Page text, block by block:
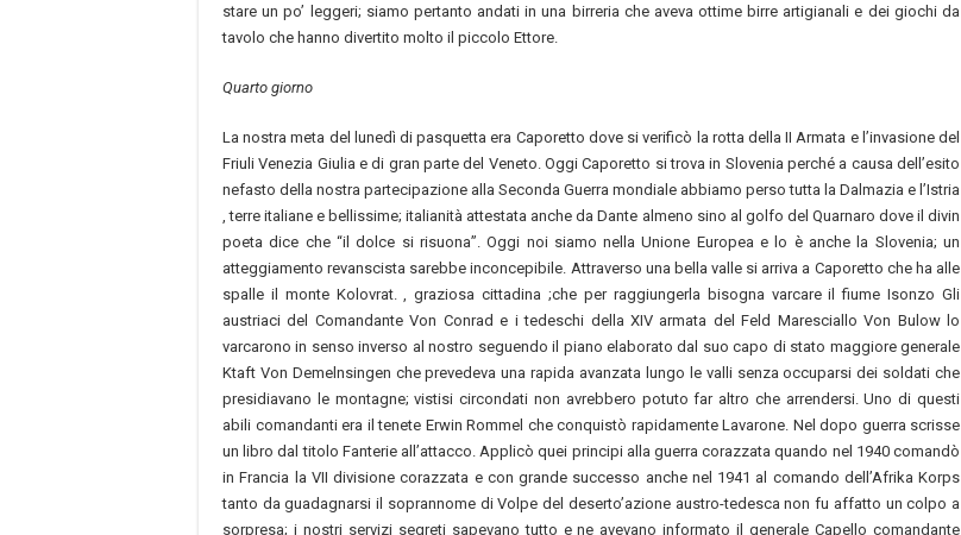
stare un po’ leggeri; siamo pertanto andati in una birreria che aveva ottime birre artigianali e dei giochi da
tavolo che hanno divertito molto il piccolo Ettore.
Quarto giorno
La nostra meta del lunedì di pasquetta era Caporetto dove si verificò la rotta della II Armata e l’invasione del
Friuli Venezia Giulia e di gran parte del Veneto. Oggi Caporetto si trova in Slovenia perché a causa dell’esito
nefasto della nostra partecipazione alla Seconda Guerra mondiale abbiamo perso tutta la Dalmazia e l’Istria
, terre italiane e bellissime; italianità attestata anche da Dante almeno sino al golfo del Quarnaro dove il divin
poeta dice che “il dolce si risuona”. Oggi noi siamo nella Unione Europea e lo è anche la Slovenia; un
atteggiamento revanscista sarebbe inconcepibile. Attraverso una bella valle si arriva a Caporetto che ha alle
spalle il monte Kolovrat. , graziosa cittadina ;che per raggiungerla bisogna varcare il fiume Isonzo Gli
austriaci del Comandante Von Conrad e i tedeschi della XIV armata del Feld Maresciallo Von Bulow lo
varcarono in senso inverso al nostro seguendo il piano elaborato dal suo capo di stato maggiore generale
Ktaft Von Demelnsingen che prevedeva una rapida avanzata lungo le valli senza occuparsi dei soldati che
presidiavano le montagne; vistisi circondati non avrebbero potuto far altro che arrendersi. Uno di questi
abili comandanti era il tenete Erwin Rommel che conquistò rapidamente Lavarone. Nel dopo guerra scrisse
un libro dal titolo Fanterie all’attacco. Applicò quei principi alla guerra corazzata quando nel 1940 comandò
in Francia la VII divisione corazzata e con grande successo anche nel 1941 al comando dell’Afrika Korps
tanto da guadagnarsi il soprannome di Volpe del deserto’azione austro-tedesca non fu affatto un colpo a
sorpresa; i nostri servizi segreti sapevano tutto e ne avevano informato il generale Capello comandante